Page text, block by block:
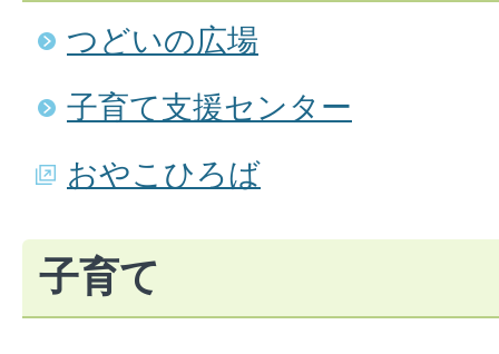
つどいの広場
子育て支援センター
おやこひろば
子育て